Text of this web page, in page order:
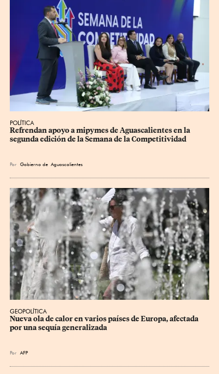
POLÍTICA
Refrendan apoyo a mipymes de Aguascalientes en la
segunda edición de la Semana de la Competitividad
Por Gobierno de Aguascalientes
GEOPOLÍTICA
Nueva ola de calor en varios países de Europa, afectada
por una sequía generalizada
Por AFP